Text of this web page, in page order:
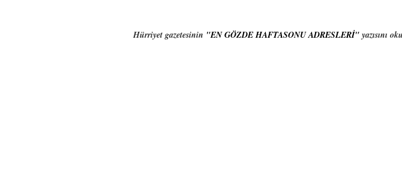
Hürriyet gazetesinin "EN GÖZDE HAFTASONU ADRESLERİ" yazısını